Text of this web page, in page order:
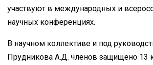
участвуют в международных и
научных конференциях.
В научном коллективе и под
Прудникова А.Д. членов защищено 13